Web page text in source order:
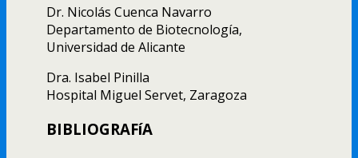
Dr. Nicolás Cuenca Navarro
Departamento de Biotecnologí­a,
Universidad de Alicante
Dra. Isabel Pinilla
Hospital Miguel Servet, Zaragoza
BIBLIOGRAFíA